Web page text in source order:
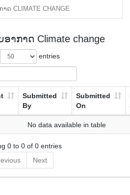
ດ CLIMATE CHANGE
າກາດ Climate change
entries
Submitted
By
Submitted
On
No data available in table
0 to 0 of 0 entries
Next